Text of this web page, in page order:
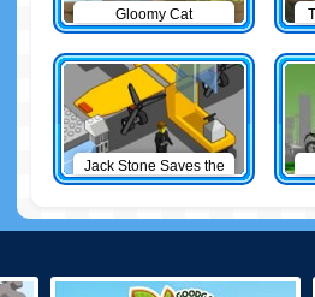
Gloomy Cat
Jack Stone Saves the
Day